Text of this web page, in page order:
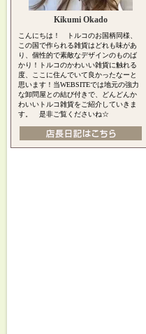
Kikumi Okado
こんにちは！ トルコのお国柄同様、
この国で作られる雑貨はどれも味があ
り、個性的で素敵なデザインのものば
かり！トルコのかわいい雑貨に触れる
度、ここに住んでいて良かったなーと
思います！当WEBSITEでは地元の強力
な卸問屋との結び付きで、どんどんか
わいいトルコ雑貨をご紹介していきま
す。 是非ご覧くださいね☆